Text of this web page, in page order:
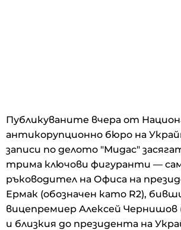
Публикуваните вчера от
антикорупционно бюро на
записи по делото "Мидас"
трима ключови фигуранти —
ръководител на Офиса на
Ермак (обозначен като R2),
вицепремиер Алексей Чернишов
и близкия до президента на